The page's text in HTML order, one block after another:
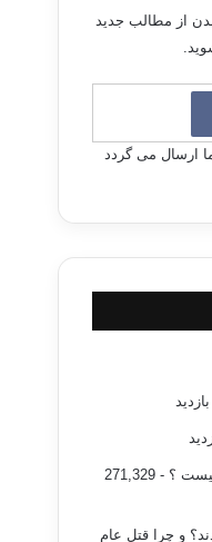
از مطالب جدید
ارسال می گردد
؟
- 271,329
و چرا قتل عام